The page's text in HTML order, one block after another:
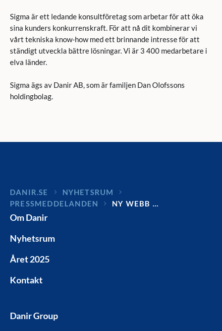
Sigma är ett ledande konsultföretag som arbetar för att öka
sina kunders konkurrenskraft. För att nå dit kombinerar vi
vårt tekniska know-how med ett brinnande intresse för att
ständigt utveckla bättre lösningar. Vi är 3 400 medarbetare i
elva länder.
Sigma ägs av Danir AB, som är familjen Dan Olofssons
holdingbolag.
DANIR
NYHETSRUM
PRESSMEDDELANDEN
NY WEBB …
Om Danir
Nyhetsrum
Året 2025
Kontakt
Danir Group